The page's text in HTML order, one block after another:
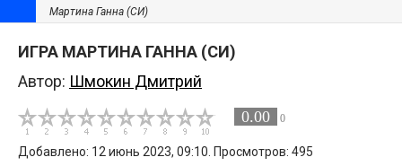
Мартина Ганна (СИ)
ИГРА МАРТИНА ГАННА (СИ)
Автор: Шмокин Дмитрий
0.00 0
Добавлено: 12 июнь 2023, 09:10. Просмотров: 495